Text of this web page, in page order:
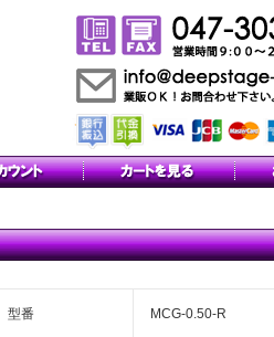
型番 MCG-0.50-R